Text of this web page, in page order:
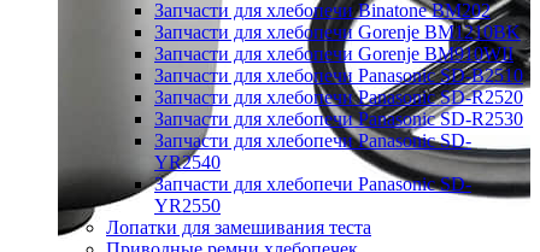
Запчасти для хлебопечи Binatone BM202
Запчасти для хлебопечи Gorenje BM1210BK
Запчасти для хлебопечи Gorenje BM910WII
Запчасти для хлебопечи Panasonic SD-B2510
Запчасти для хлебопечи Panasonic SD-R2520
Запчасти для хлебопечи Panasonic SD-R2530
Запчасти для хлебопечи Panasonic SD-
YR2540
Запчасти для хлебопечи Panasonic SD-
YR2550
Лопатки для замешивания теста